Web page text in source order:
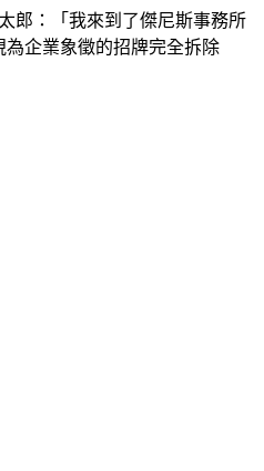
為企業象徵的招牌完全拆除